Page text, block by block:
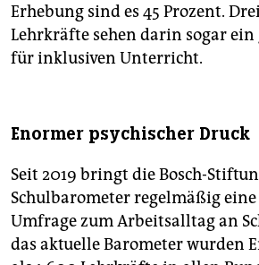
Erhebung sind es 45 Prozent.
Lehrkräfte sehen darin sogar
für inklusiven Unterricht.
Enormer psychischer Druck
Seit 2019 bringt die Bosch-
Schulbarometer regelmäßig
Umfrage zum Arbeitsalltag an
das aktuelle Barometer wurden